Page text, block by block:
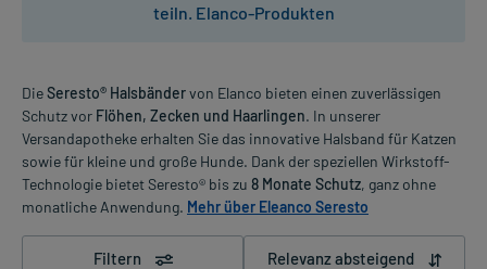
teiln. Elanco-Produkten
DieSeresto® Halsbändervon Elanco bieten einen zuverlässigen
Schutz vor Flöhen, Zecken und Haarlingen. In unserer
Versandapotheke erhalten Sie das innovative Halsband für Katzen
sowie für kleine und große Hunde. Dank der speziellen Wirkstoff-
Technologie bietet Seresto® bis zu 8 Monate Schutz, ganz ohne
monatliche Anwendung. Mehr über Eleanco Seresto
Filtern Relevanz absteigend